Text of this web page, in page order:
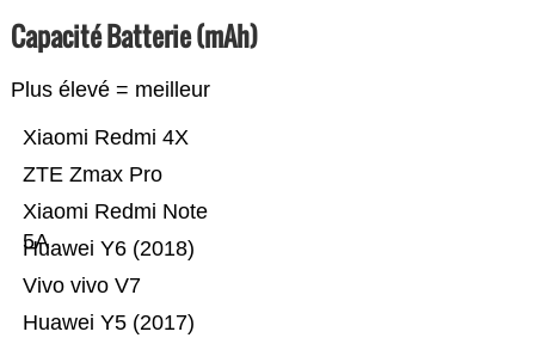
Capacité Batterie (mAh)
Plus élevé = meilleur
Huawei Y5 (2017)
Vivo vivo V7
Huawei Y6 (2018)
Xiaomi Redmi Note
5A
ZTE Zmax Pro
Xiaomi Redmi 4X